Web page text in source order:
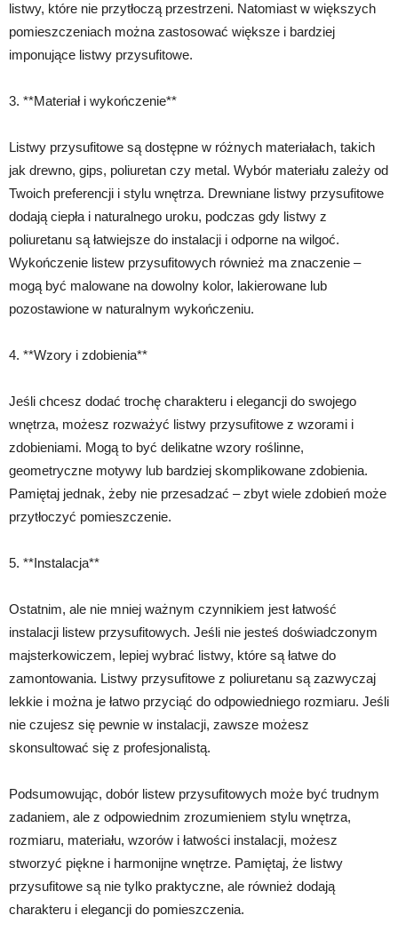
listwy, które nie przytłoczą przestrzeni. Natomiast w większych
pomieszczeniach można zastosować większe i bardziej
imponujące listwy przysufitowe.
3. **Materiał i wykończenie**
Listwy przysufitowe są dostępne w różnych materiałach, takich
jak drewno, gips, poliuretan czy metal. Wybór materiału zależy od
Twoich preferencji i stylu wnętrza. Drewniane listwy przysufitowe
dodają ciepła i naturalnego uroku, podczas gdy listwy z
poliuretanu są łatwiejsze do instalacji i odporne na wilgoć.
Wykończenie listew przysufitowych również ma znaczenie –
mogą być malowane na dowolny kolor, lakierowane lub
pozostawione w naturalnym wykończeniu.
4. **Wzory i zdobienia**
Jeśli chcesz dodać trochę charakteru i elegancji do swojego
wnętrza, możesz rozważyć listwy przysufitowe z wzorami i
zdobieniami. Mogą to być delikatne wzory roślinne,
geometryczne motywy lub bardziej skomplikowane zdobienia.
Pamiętaj jednak, żeby nie przesadzać – zbyt wiele zdobień może
przytłoczyć pomieszczenie.
5. **Instalacja**
Ostatnim, ale nie mniej ważnym czynnikiem jest łatwość
instalacji listew przysufitowych. Jeśli nie jesteś doświadczonym
majsterkowiczem, lepiej wybrać listwy, które są łatwe do
zamontowania. Listwy przysufitowe z poliuretanu są zazwyczaj
lekkie i można je łatwo przyciąć do odpowiedniego rozmiaru. Jeśli
nie czujesz się pewnie w instalacji, zawsze możesz
skonsultować się z profesjonalistą.
Podsumowując, dobór listew przysufitowych może być trudnym
zadaniem, ale z odpowiednim zrozumieniem stylu wnętrza,
rozmiaru, materiału, wzorów i łatwości instalacji, możesz
stworzyć piękne i harmonijne wnętrze. Pamiętaj, że listwy
przysufitowe są nie tylko praktyczne, ale również dodają
charakteru i elegancji do pomieszczenia.